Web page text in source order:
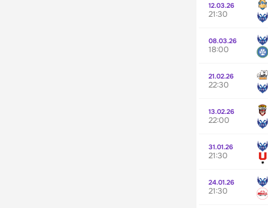
12.03.26
21:30
08.03.26
18:00
21.02.26
22:30
13.02.26
22:00
31.01.26
21:30
24.01.26
21:30